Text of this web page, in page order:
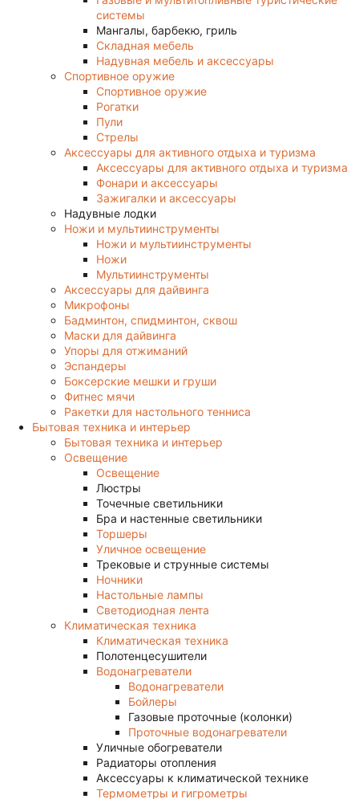
системы
Мангалы, барбекю, гриль
Складная мебель
Надувная мебель и аксессуары
Спортивное оружие
Спортивное оружие
Рогатки
Пули
Стрелы
Аксессуары для активного отдыха и туризма
Аксессуары для активного отдыха и туризма
Фонари и аксессуары
Зажигалки и аксессуары
Надувные лодки
Ножи и мультиинструменты
Ножи и мультиинструменты
Ножи
Мультиинструменты
Аксессуары для дайвинга
Микрофоны
Бадминтон, спидминтон, сквош
Маски для дайвинга
Упоры для отжиманий
Эспандеры
Боксерские мешки и груши
Фитнес мячи
Ракетки для настольного тенниса
Бытовая техника и интерьер
Бытовая техника и интерьер
Освещение
Освещение
Люстры
Точечные светильники
Бра и настенные светильники
Торшеры
Уличное освещение
Трековые и струнные системы
Ночники
Настольные лампы
Светодиодная лента
Климатическая техника
Климатическая техника
Полотенцесушители
Водонагреватели
Водонагреватели
Бойлеры
Газовые проточные (колонки)
Проточные водонагреватели
Уличные обогреватели
Радиаторы отопления
Аксессуары к климатической технике
Термометры и гигрометры